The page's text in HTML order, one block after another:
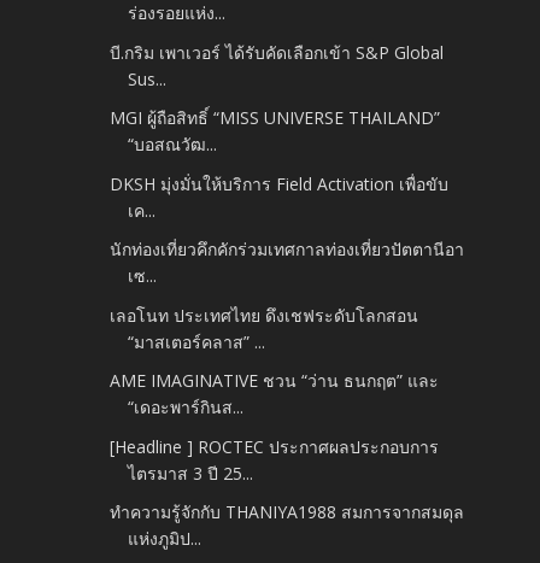
ร่องรอยแห่ง...
บี.กริม เพาเวอร์ ได้รับคัดเลือกเข้า S&P Global
Sus...
MGI ผู้ถือสิทธิ์ “MISS UNIVERSE THAILAND”
“บอสณวัฒ...
DKSH มุ่งมั่นให้บริการ Field Activation เพื่อขับ
เค...
นักท่องเที่ยวคึกคักร่วมเทศกาลท่องเที่ยวปัตตานีอา
เซ...
เลอโนท ประเทศไทย ดึงเชฟระดับโลกสอน
“มาสเตอร์คลาส” ...
AME IMAGINATIVE ชวน “ว่าน ธนกฤต” และ
“เดอะพาร์กินส...
[Headline ] ROCTEC ประกาศผลประกอบการ
ไตรมาส 3 ปี 25...
ทำความรู้จักกับ THANIYA1988 สมการจากสมดุล
แห่งภูมิป...